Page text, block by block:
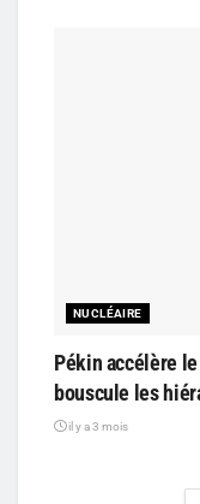
NUCLÉAIRE
Pékin accélère
bouscule les
il y a 3 mois